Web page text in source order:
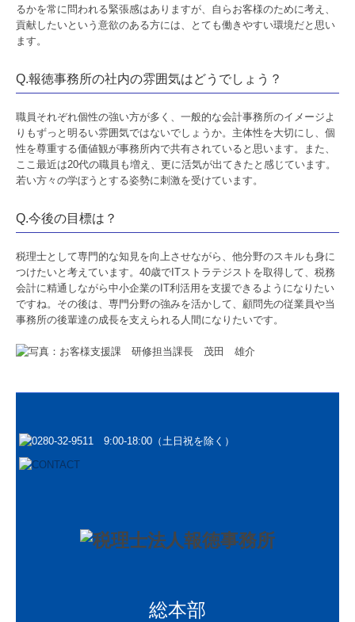
るかを常に問われる緊張感はありますが、自らお客様のために考え、
貢献したいという意欲のある方には、とても働きやすい環境だと思い
ます。
Q.報徳事務所の社内の雰囲気はどうでしょう？
職員それぞれ個性の強い方が多く、一般的な会計事務所のイメージよ
りもずっと明るい雰囲気ではないでしょうか。主体性を大切にし、個
性を尊重する価値観が事務所内で共有されていると思います。また、
ここ最近は20代の職員も増え、更に活気が出てきたと感じています。
若い方々の学ぼうとする姿勢に刺激を受けています。
Q.今後の目標は？
税理士として専門的な知見を向上させながら、他分野のスキルも身に
つけたいと考えています。40歳でITストラテジストを取得して、税務
会計に精通しながら中小企業のIT利活用を支援できるようになりたい
ですね。その後は、専門分野の強みを活かして、顧問先の従業員や当
事務所の後輩達の成長を支えられる人間になりたいです。
総本部